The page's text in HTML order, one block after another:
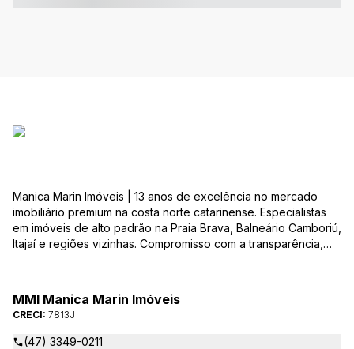
Manica Marin Imóveis | 13 anos de excelência no mercado
imobiliário premium na costa norte catarinense. Especialistas
em imóveis de alto padrão na Praia Brava, Balneário Camboriú,
Itajaí e regiões vizinhas. Compromisso com a transparência,
entende e valoriza seu investimento.
MMI Manica Marin Imóveis
CRECI: 7813J
(47) 3349-0211